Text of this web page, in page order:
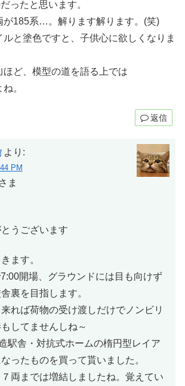
ったと思います。
が185系…。解ります解ります。(笑)
と塗色ですと、子供心に欲しくなりま
ほど、模型の道を語る上では
。
返信
より:
PM
ま
うございます
ます。
開場、グラウンドには目も向けず
裏を目指します。
れば荷物の受け渡しだけでノンビリ
してませんしね～
駅舎・対抗式ホームの楕円型レイア
ったものを買って貰いました。
両までは増結しましたね。覚えてい